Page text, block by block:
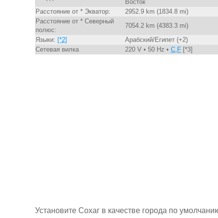
Восток
Расстояние от * Экватор:
2952.9 km (1834.8 mi)
Расстояние от * Северный
полюс:
7054.2 km (4383.3 mi)
Языки: [*2]
Арабский/Египет (+2)
Сетевая вилка
220 V • 50 Hz • C,F [*3]
Установите Сохаг в качестве города по